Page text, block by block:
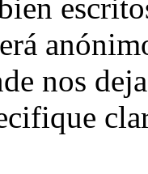
nos